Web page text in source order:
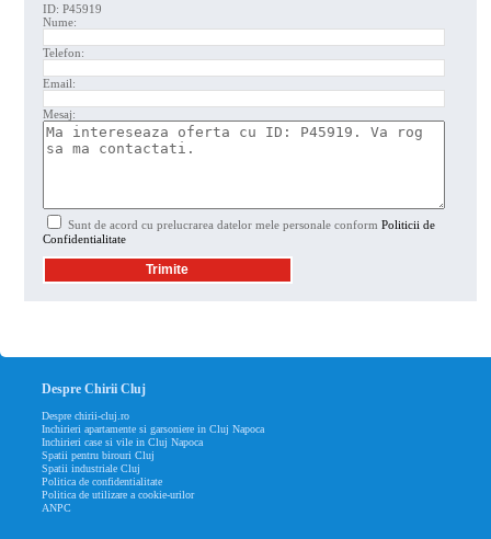
ID: P45919
Nume:
Telefon:
Email:
Mesaj:
Sunt de acord cu prelucrarea datelor mele personale conform Politicii de
Confidentialitate
Despre Chirii Cluj
Despre chirii-cluj.ro
Inchirieri apartamente si garsoniere in Cluj Napoca
Inchirieri case si vile in Cluj Napoca
Spatii pentru birouri Cluj
Spatii industriale Cluj
Politica de confidentialitate
Politica de utilizare a cookie-urilor
ANPC